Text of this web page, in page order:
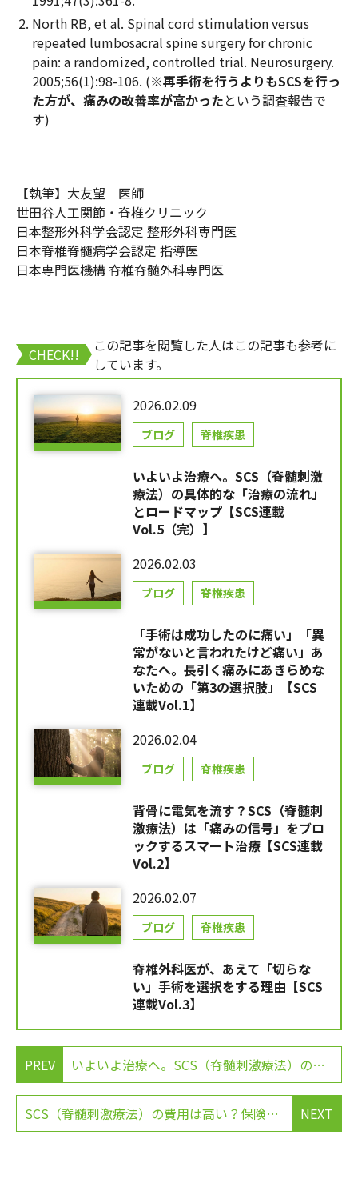
North RB, et al. Spinal cord stimulation versus
repeated lumbosacral spine surgery for chronic
pain: a randomized, controlled trial. Neurosurgery.
2005;56(1):98-106. (※再手術を行うよりもSCSを行っ
た方が、痛みの改善率が高かったという調査報告で
す)
【執筆】大友望 医師
世田谷人工関節・脊椎クリニック
日本整形外科学会認定 整形外科専門医
日本脊椎脊髄病学会認定 指導医
日本専門医機構 脊椎脊髄外科専門医
CHECK!!
この記事を閲覧した人はこの記事も参考に
しています。
2026.02.09
ブログ 脊椎疾患
いよいよ治療へ。SCS（脊髄刺激
療法）の具体的な「治療の流れ」
とロードマップ【SCS連載
Vol.5（完）】
2026.02.03
ブログ 脊椎疾患
「手術は成功したのに痛い」「異
常がないと言われたけど痛い」あ
なたへ。長引く痛みにあきらめな
いための「第3の選択肢」【SCS
連載Vol.1】
2026.02.04
ブログ 脊椎疾患
背骨に電気を流す？SCS（脊髄刺
激療法）は「痛みの信号」をブロ
ックするスマート治療【SCS連載
Vol.2】
2026.02.07
ブログ 脊椎疾患
脊椎外科医が、あえて「切らな
い」手術を選択をする理由【SCS
連載Vol.3】
PREV いよいよ治療へ。SCS（脊髄刺激療法）の具体的な「治療の流れ」とロードマップ【SCS連載Vol.5（完）】
NEXT
SCS（脊髄刺激療法）の費用は高い？保険適用と「高額療養費制度」について解説【SCS Q&A Vol.2】